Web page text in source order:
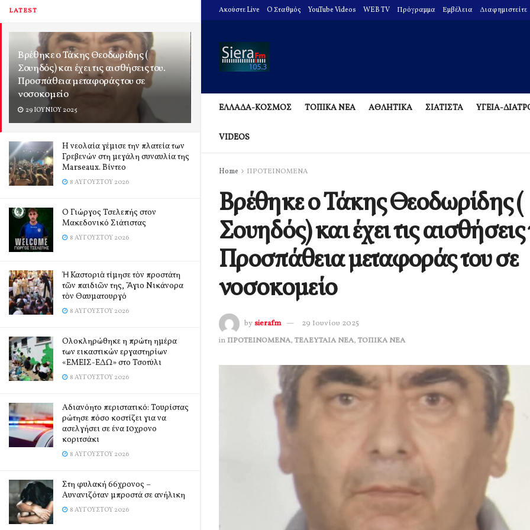
LATEST
Βρέθηκε ο Τάκης Θεοδωρίδης (
Σουηδός) και έχει τις αισθήσεις του.
Προσπάθεια μεταφοράς του σε
νοσοκομείο
29 ΙΟΥΝΊΟΥ 2025
Η νεολαία γέμισε την πλατεία των
Γρεβενών στη μεγάλη συναυλία της
Marseaux. Βίντεο
8 ΑΥΓΟΎΣΤΟΥ 2026
Ο Γιώργος Τσελεπής στον
Μακεδονικό Σιάτιστας
8 ΑΥΓΟΎΣΤΟΥ 2026
Ἡ Καστοριὰ τίμησε τὸν προστάτη
τῶν παιδιῶν της, Ἅγιο Νικάνορα
τὸν Θαυματουργό
8 ΑΥΓΟΎΣΤΟΥ 2026
Ολοκληρώθηκε η πρώτη ημέρα
των εικαστικών εργαστηρίων
«ΕΜΕΙΣ-ΕΔΩ» στο Τσοτύλι
8 ΑΥΓΟΎΣΤΟΥ 2026
Αδιανόητο περιστατικό: Τουρίστας
ρώτησε πόσο κοστίζει για να
ασελγήσει σε ένα 10χρονο
κοριτσάκι
8 ΑΥΓΟΎΣΤΟΥ 2026
Στη φυλακή 66χρονος –
Αυνανιζόταν μπροστά σε ανήλικη
8 ΑΥΓΟΎΣΤΟΥ 2026
Ακούστε Live O Σταθμός YouTube Videos WEB TV Πρόγραμμα Εμβέλεια Διαφημιστείτε
ΕΛΛΑΔΑ-ΚΟΣΜΟΣ ΤΟΠΙΚΑ ΝΕΑ ΑΘΛΗΤΙΚΑ ΣΙΑΤΙΣΤΑ ΥΓΕΙΑ-
VIDEOS
Home ΠΡΟΤΕΙΝΟΜΕΝΑ
Βρέθηκε ο Τάκης Θεοδωρίδης (
Σουηδός) και έχει τις αισθήσεις
Προσπάθεια μεταφοράς του σε
νοσοκομείο
by sierafm
29 Ιουνίου 2025
in ΠΡΟΤΕΙΝΟΜΕΝΑ, ΤΕΛΕΥΤΑΙΑ ΝΕΑ, ΤΟΠΙΚΑ ΝΕΑ